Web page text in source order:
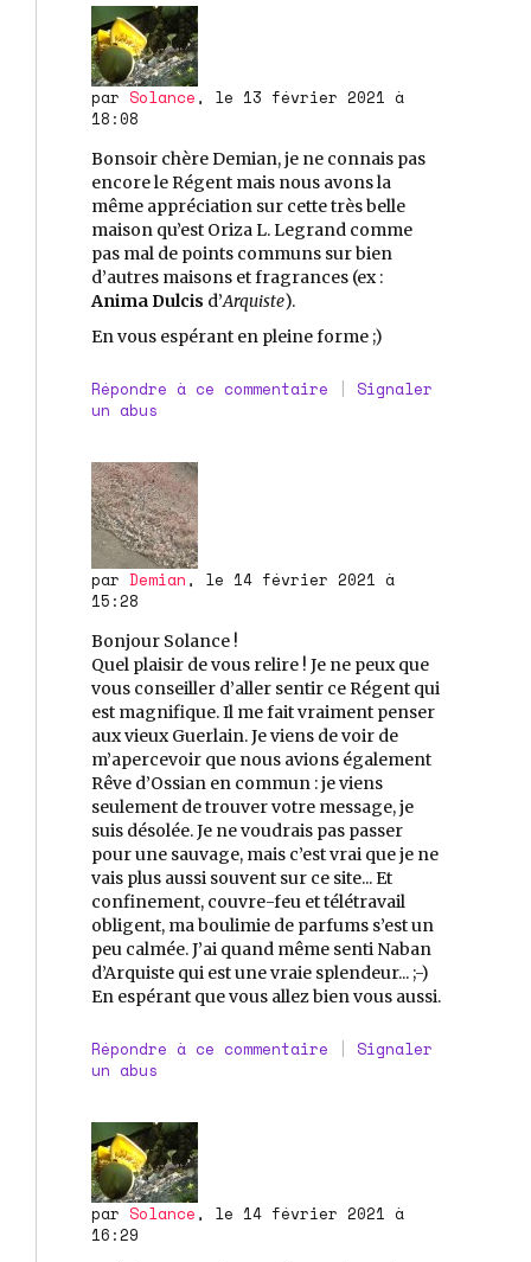
par Solance , le 13 février 2021 à
18:08
Bonsoir chère Demian, je ne connais pas
encore le Régent mais nous avons la
même appréciation sur cette très belle
maison qu’est Oriza L. Legrand comme
pas mal de points communs sur bien
d’autres maisons et fragrances (ex :
Anima Dulcis d’Arquiste).
En vous espérant en pleine forme ;)
Répondre à ce commentaire | Signaler
un abus
par Demian , le 14 février 2021 à
15:28
Bonjour Solance !
Quel plaisir de vous relire ! Je ne peux que
vous conseiller d’aller sentir ce Régent qui
est magnifique. Il me fait vraiment penser
aux vieux Guerlain. Je viens de voir de
m’apercevoir que nous avions également
Rêve d’Ossian en commun : je viens
seulement de trouver votre message, je
suis désolée. Je ne voudrais pas passer
pour une sauvage, mais c’est vrai que je ne
vais plus aussi souvent sur ce site... Et
confinement, couvre-feu et télétravail
obligent, ma boulimie de parfums s’est un
peu calmée. J’ai quand même senti Naban
d’Arquiste qui est une vraie splendeur... ;-)
En espérant que vous allez bien vous aussi.
Répondre à ce commentaire | Signaler
un abus
par Solance , le 14 février 2021 à
16:29